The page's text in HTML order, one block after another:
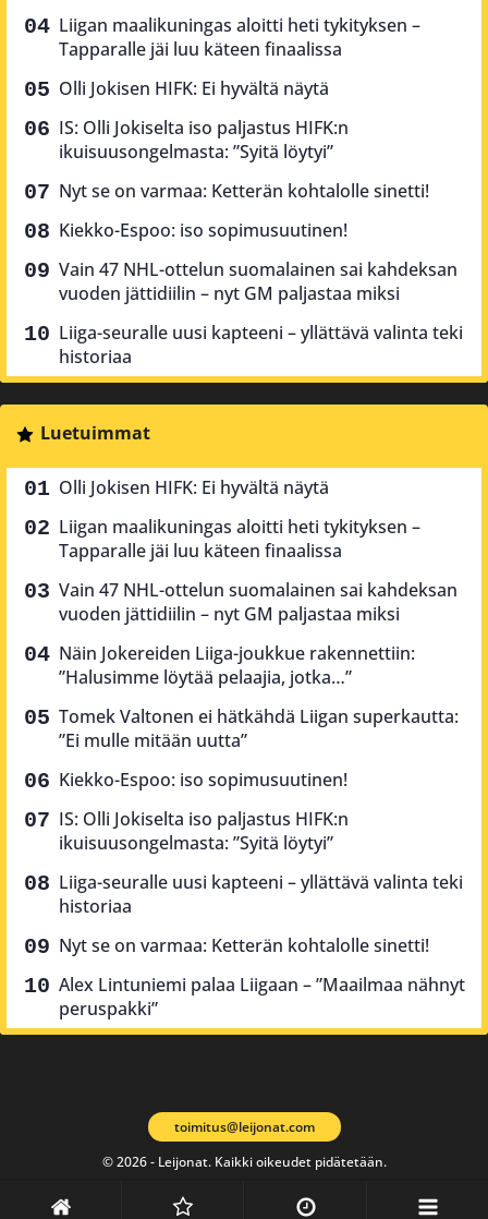
Liigan maalikuningas aloitti heti tykityksen –
Tapparalle jäi luu käteen finaalissa
Olli Jokisen HIFK: Ei hyvältä näytä
IS: Olli Jokiselta iso paljastus HIFK:n
ikuisuusongelmasta: ”Syitä löytyi”
Nyt se on varmaa: Ketterän kohtalolle sinetti!
Kiekko-Espoo: iso sopimusuutinen!
Vain 47 NHL-ottelun suomalainen sai kahdeksan
vuoden jättidiilin – nyt GM paljastaa miksi
Liiga-seuralle uusi kapteeni – yllättävä valinta teki
historiaa
Luetuimmat
Olli Jokisen HIFK: Ei hyvältä näytä
Liigan maalikuningas aloitti heti tykityksen –
Tapparalle jäi luu käteen finaalissa
Vain 47 NHL-ottelun suomalainen sai kahdeksan
vuoden jättidiilin – nyt GM paljastaa miksi
Näin Jokereiden Liiga-joukkue rakennettiin:
”Halusimme löytää pelaajia, jotka…”
Tomek Valtonen ei hätkähdä Liigan superkautta:
”Ei mulle mitään uutta”
Kiekko-Espoo: iso sopimusuutinen!
IS: Olli Jokiselta iso paljastus HIFK:n
ikuisuusongelmasta: ”Syitä löytyi”
Liiga-seuralle uusi kapteeni – yllättävä valinta teki
historiaa
Nyt se on varmaa: Ketterän kohtalolle sinetti!
Alex Lintuniemi palaa Liigaan – ”Maailmaa nähnyt
peruspakki”
© 2026 - Leijonat. Kaikki oikeudet pidätetään.
toimitus@leijonat.com